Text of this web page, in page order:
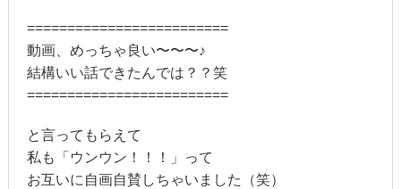
=========================
動画、めっちゃ良い〜〜〜♪
結構いい話できたんでは？？笑
=========================
と言ってもらえて
私も「ウンウン！！！」って
お互いに自画自賛しちゃいました（笑）